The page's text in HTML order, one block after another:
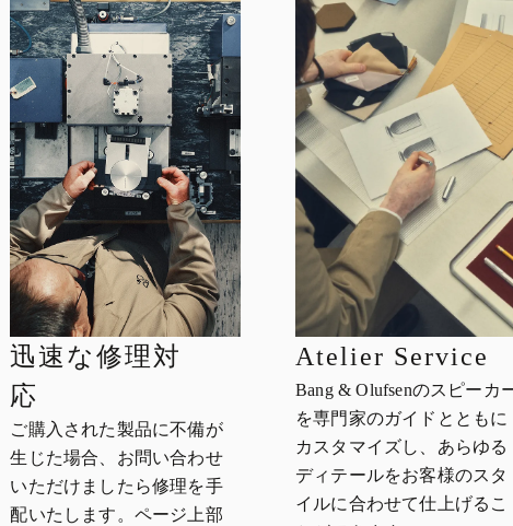
迅速な修理対
応
ご購入された製品に不備が
生じた場合、お問い合わせ
いただけましたら修理を手
配いたします。ページ上部
Atelier Service
Bang & Olufsenのスピーカ
を専門家のガイドとともに
カスタマイズし、あらゆる
ディテールをお客様のスタ
イルに合わせて仕上げるこ